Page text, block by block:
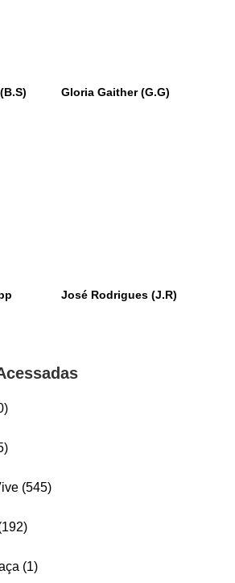
Gloria Gaither (G.G)
José Rodrigues (J.R)
(545)
(1)